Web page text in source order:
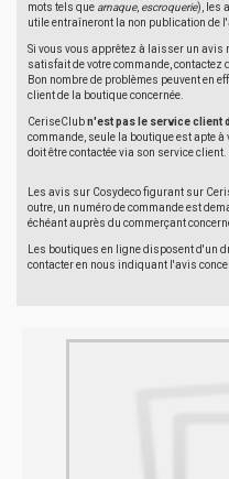
mots tels que arnaque, escroquerie), les
utile entraîneront la non publication de
Si vous vous apprêtez à laisser un avis
satisfait de votre commande, contactez
Bon nombre de problèmes peuvent en
client de la boutique concernée.
CeriseClubn'est pas le service client
commande, seule la boutique est apte
doit être contactée via son service client.
Les avis sur Cosydeco figurant sur
outre, un numéro de commande est
échéant auprès du commerçant
Les boutiques en ligne disposent d'un
contacter en nous indiquant l'avis